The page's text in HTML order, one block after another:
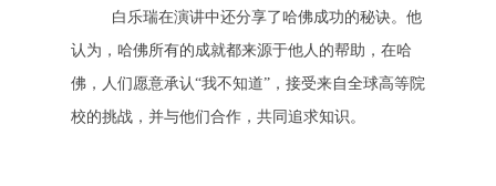
白乐瑞在演讲中还分享了哈佛成功的秘诀。他
认为，哈佛所有的成就都来源于他人的帮助，在哈
佛，人们愿意承认“我不知道”，接受来自全球高等院
校的挑战，并与他们合作，共同追求知识。